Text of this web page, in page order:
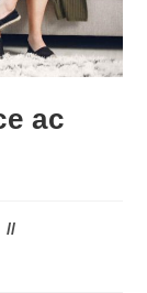
ac